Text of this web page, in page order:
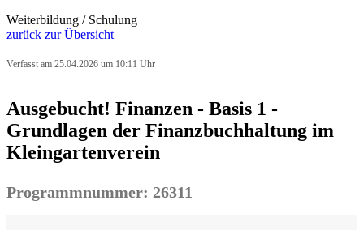
Weiterbildung / Schulung
zurück zur Übersicht
Verfasst am 25.04.2026 um 10:11 Uhr
Ausgebucht! Finanzen - Basis 1 -
Grundlagen der Finanzbuchhaltung im
Kleingartenverein
Programmnummer: 26311